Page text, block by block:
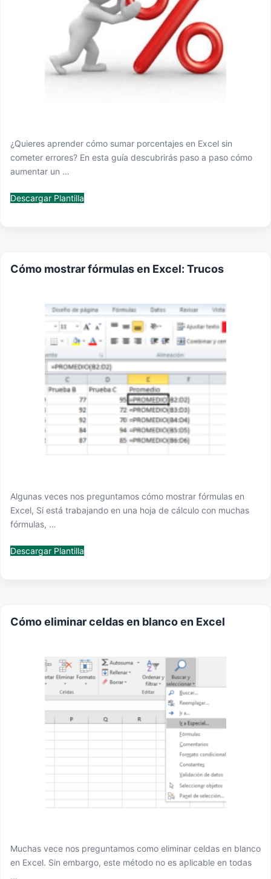
¿Quieres aprender cómo sumar porcentajes en Excel sin
cometer errores? En esta guía descubrirás paso a paso cómo
aumentar un …
Descargar Plantilla
Cómo mostrar fórmulas en Excel: Trucos
Algunas veces nos preguntamos cómo mostrar fórmulas en
Excel, Si está trabajando en una hoja de cálculo con muchas
fórmulas, …
Descargar Plantilla
Cómo eliminar celdas en blanco en Excel
Muchas vece nos preguntamos como eliminar celdas en blanco
en Excel. Sin embargo, este método no es aplicable en todas
…